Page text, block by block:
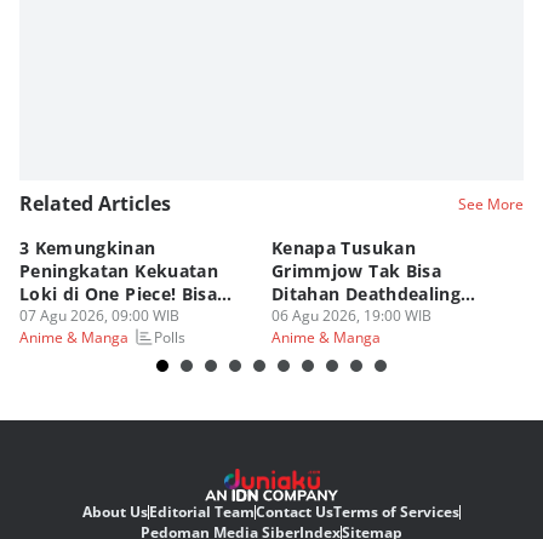
Related Articles See More
3 Kemungkinan
Peningkatan Kekuatan
Loki di One Piece! Bisa
Lebih OP?
07 Agu 2026, 09:00 WIB
Anime & Manga
Polls
Kenapa Tusukan
Grimmjow Tak Bisa
Ditahan Deathdealing
Askin Bleach?
06 Agu 2026, 19:00 WIB
Anime & Manga
About UsEditorial TeamContact UsTerms of Services
Pedoman Media SiberIndexSitemap